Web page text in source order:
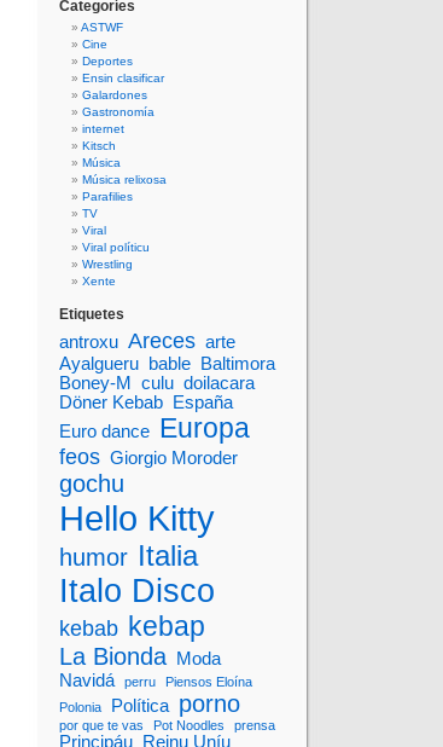
Categoríes
ASTWF
Cine
Deportes
Ensin clasificar
Galardones
Gastronomía
internet
Kitsch
Música
Música relixosa
Parafilies
TV
Viral
Viral políticu
Wrestling
Xente
Etiquetes
antroxu Areces arte
Ayalgueru
bable
Baltimora
Boney-M
culu doilacara
Döner Kebab
España
Euro dance Europa
feos Giorgio Moroder
gochu
Hello Kitty
humor Italia
Italo Disco
kebab kebap
La Bionda
Moda
Navidá
perru
Piensos Eloína
Polonia
Política porno
por que te vas Pot Noodles prensa
Principáu Reinu Uníu